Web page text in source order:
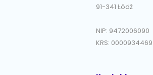
91-341 Łódź
NIP: 9472006090
KRS: 0000934469